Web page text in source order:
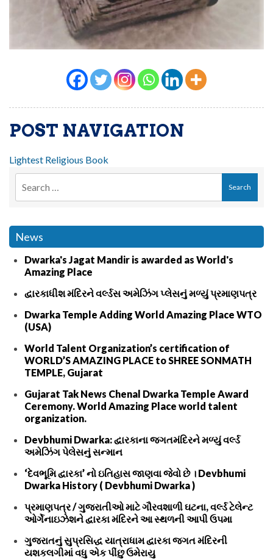
POST NAVIGATION
Lightest Religious Book
News
Dwarka's Jagat Mandir is awarded as World's
Amazing Place
દ્વારકાધીશ મંદિરને વર્લ્ડસ અમેઝિંગ પ્લેસનું મળ્યું પ્રમાણપત્ર
Dwarka Temple Adding World Amazing Place WTO
(USA)
World Talent Organization’s certification of
WORLD’S AMAZING PLACE to SHREE SONMATH
TEMPLE, Gujarat
Gujarat Tak News Chenal Dwarka Temple Award
Ceremony. World Amazing Place world talent
organization.
Devbhumi Dwarka: દ્વારકાના જગતમંદિરને મળ્યું વર્લ્ડ
અમેઝિંગ પેલેસનું સન્માન
‘દેવભૂમિ દ્વારકા’ નો ઇતિહાસ જાણવા જેવો છે । Devbhumi
Dwarka History ( Devbhumi Dwarka )
પ્રમાણપત્ર / ગુજરાતીઓ માટે ગૌરવશાળી ઘટના, વર્લ્ડ ટેલેન્ટ
ઓર્ગેનાઇઝેશને દ્વારકા મંદિરને આ સ્થળની આપી ઉપમા
ગુજરાતનું સુપ્રસિદ્ધ યાત્રાધામ દ્વારકા જગત મંદિરની
યશકલગીમાં વધુ એક પીંછુ ઉમેરાયુ